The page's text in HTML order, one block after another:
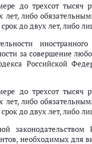
до трехсот тысяч
либо
до двух лет, либо
за совершение
Российской
до трехсот тысяч
либо
до двух лет, либо
необходимых для